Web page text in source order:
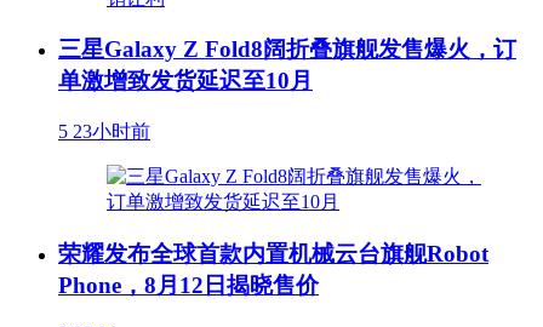
三星Galaxy Z Fold8阔折叠旗舰发售爆火，订
单激增致发货延迟至10月
5 23小时前
荣耀发布全球首款内置机械云台旗舰Robot
Phone，8月12日揭晓售价